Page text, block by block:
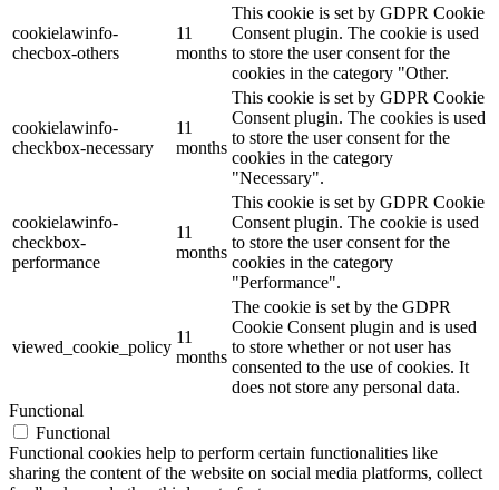
cookielawinfo-
checbox-others
11
months
This cookie is set by GDPR Cookie
Consent plugin. The cookie is used
to store the user consent for the
cookies in the category "Other.
cookielawinfo-
checkbox-necessary
11
months
This cookie is set by GDPR Cookie
Consent plugin. The cookies is used
to store the user consent for the
cookies in the category
"Necessary".
cookielawinfo-
checkbox-
performance
11
months
This cookie is set by GDPR Cookie
Consent plugin. The cookie is used
to store the user consent for the
cookies in the category
"Performance".
viewed_cookie_policy
11
months
The cookie is set by the GDPR
Cookie Consent plugin and is used
to store whether or not user has
consented to the use of cookies. It
does not store any personal data.
Functional
Functional
Functional cookies help to perform certain functionalities like
sharing the content of the website on social media platforms, collect